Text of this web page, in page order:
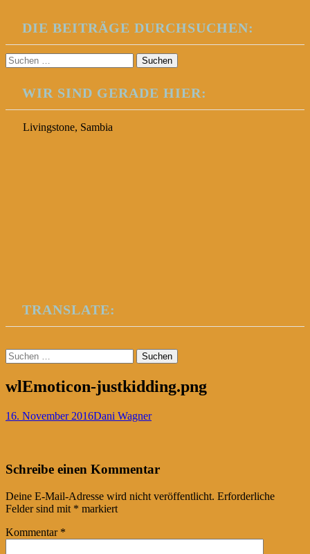
DIE BEITRÄGE DURCHSUCHEN:
Suchen
nach:
WIR SIND GERADE HIER:
Livingstone, Sambia
TRANSLATE:
Suchen
nach:
wlEmoticon-justkidding.png
16. November 2016Dani Wagner
Post
navigation
←
Schreibe einen Kommentar
Deine E-Mail-Adresse wird nicht veröffentlicht. Erforderliche
Felder sind mit * markiert
Kommentar *